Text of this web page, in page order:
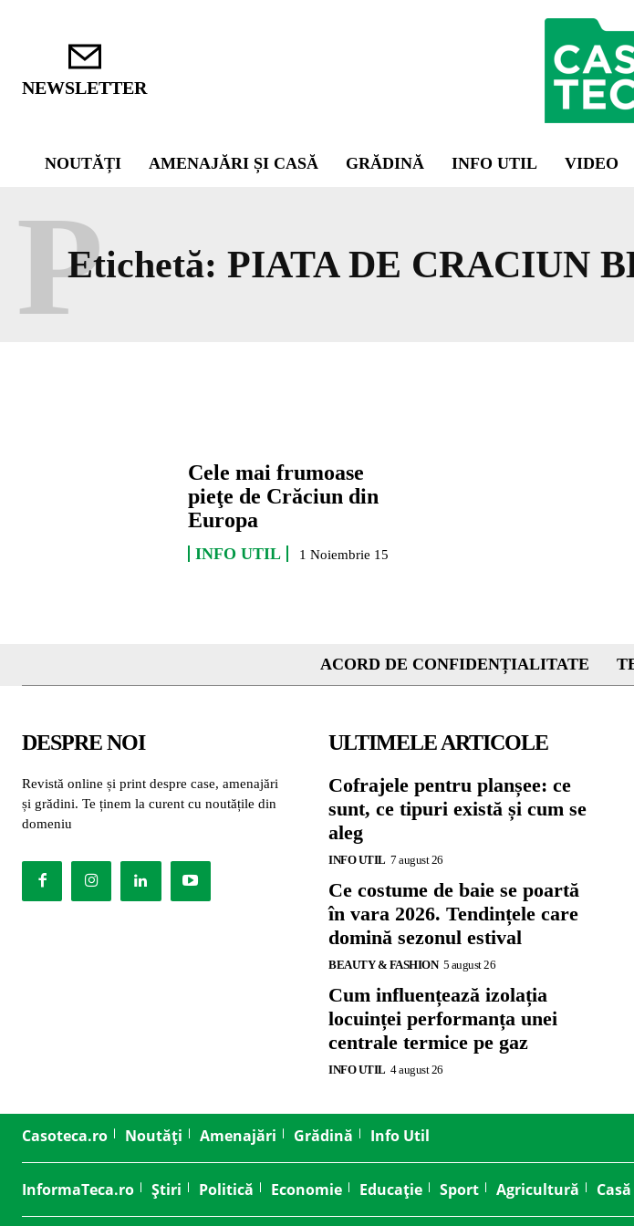
NEWSLETTER
NOUTĂȚI AMENAJĂRI ȘI CASĂ GRĂDINĂ INFO UTIL VIDEO
Etichetă: PIATA DE CRACIUN
P
Cele mai frumoase
pieţe de Crăciun din
Europa
INFO UTIL 1 Noiembrie 15
ACORD DE CONFIDENȚIALITATE
DESPRE NOI
Revistă online și print despre case, amenajări
și grădini. Te ținem la curent cu noutățile din
domeniu
ULTIMELE ARTICOLE
Cofrajele pentru planșee: ce
sunt, ce tipuri există și cum se
aleg
INFO UTIL 7 august 26
Ce costume de baie se poartă
în vara 2026. Tendințele care
domină sezonul estival
BEAUTY & FASHION 5 august 26
Cum influențează izolația
locuinței performanța unei
centrale termice pe gaz
INFO UTIL 4 august 26
Casoteca.ro Noutăți Amenajări Grădină Info Util
InformaTeca.ro Știri Politică Economie Educație Sport Agricultură